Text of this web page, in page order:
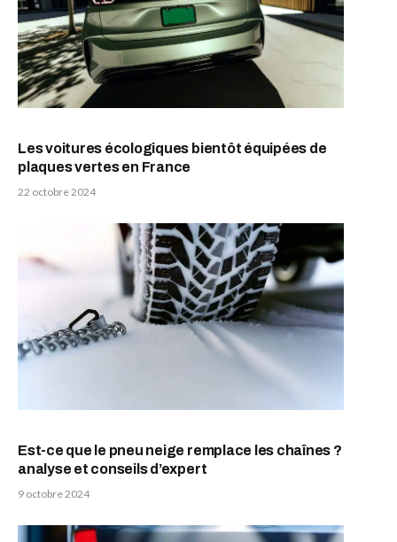
Les voitures écologiques bientôt équipées de
plaques vertes en France
22 octobre 2024
Est-ce que le pneu neige remplace les chaînes ?
analyse et conseils d’expert
9 octobre 2024